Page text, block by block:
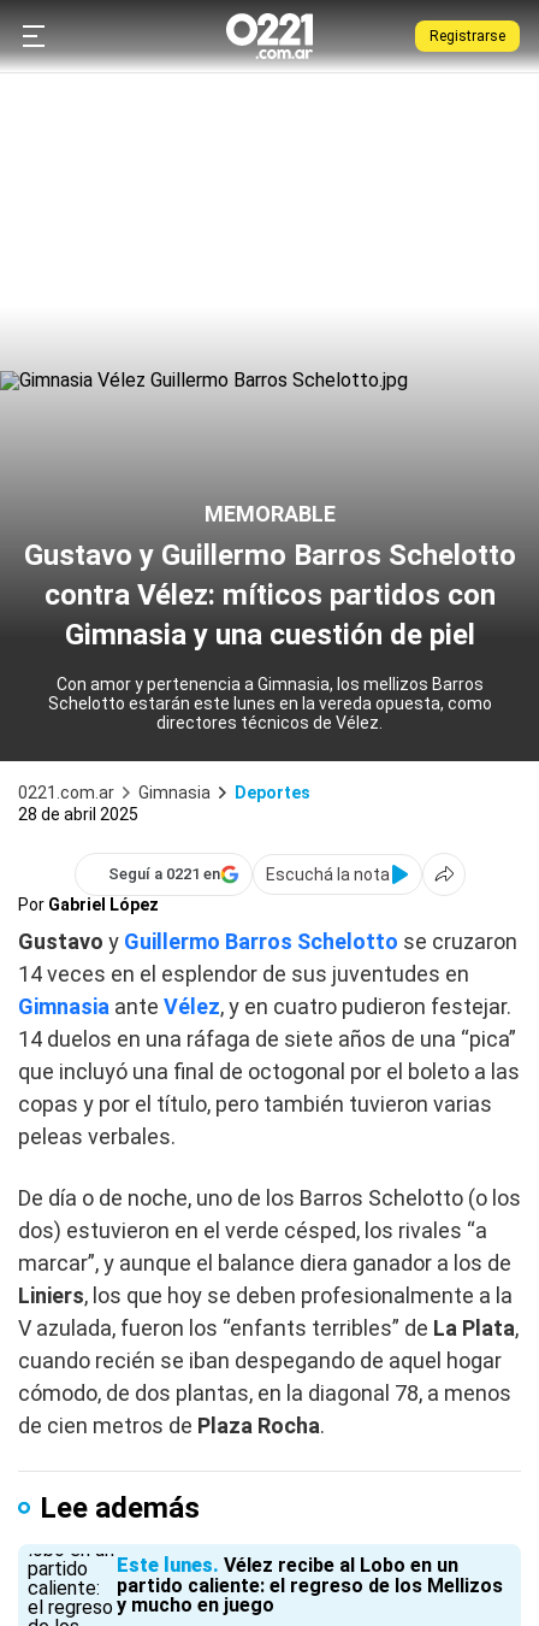
Registrarse
MEMORABLE
Gustavo y Guillermo Barros Schelotto
contra Vélez: míticos partidos con
Gimnasia y una cuestión de piel
Con amor y pertenencia a Gimnasia, los mellizos Barros
Schelotto estarán este lunes en la vereda opuesta, como
directores técnicos de Vélez.
0221.com.ar Gimnasia
Deportes
28 de abril 2025
Seguí a 0221 en
Escuchá la nota
Por Gabriel López
Gustavo y Guillermo Barros Schelotto se cruzaron
14 veces en el esplendor de sus juventudes en
Gimnasia ante Vélez, y en cuatro pudieron festejar.
14 duelos en una ráfaga de siete años de una “pica”
que incluyó una final de octogonal por el boleto a las
copas y por el título, pero también tuvieron varias
peleas verbales.
De día o de noche, uno de los Barros Schelotto (o los
dos) estuvieron en el verde césped, los rivales “a
marcar”, y aunque el balance diera ganador a los de
Liniers, los que hoy se deben profesionalmente a la
V azulada, fueron los “enfants terribles” de La Plata,
cuando recién se iban despegando de aquel hogar
cómodo, de dos plantas, en la diagonal 78, a menos
de cien metros de Plaza Rocha.
Lee además
Este lunes Vélez recibe al Lobo en un
partido caliente: el regreso de los Mellizos
y mucho en juego